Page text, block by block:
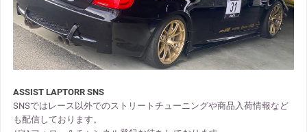
ASSIST LAPTORR SNS
SNSではレース以外でのストリートチューニングや商品入荷情報など
も配信しております。